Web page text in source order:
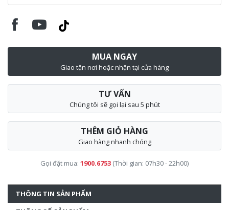
MUA NGAY
Giao tận nơi hoặc nhận tại cửa hàng
TƯ VẤN
Chúng tôi sẽ gọi lại sau 5 phút
THÊM GIỎ HÀNG
Giao hàng nhanh chóng
Gọi đặt mua: 1900.6753 (Thời gian: 07h30 - 22h00)
THÔNG TIN SẢN PHẨM